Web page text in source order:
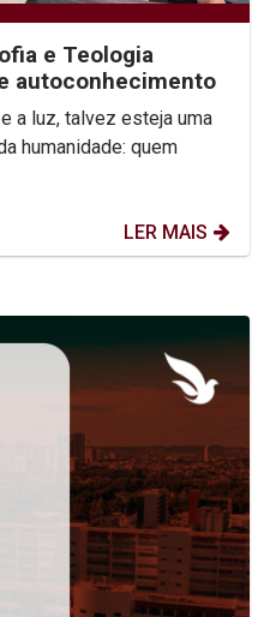
e Teologia
autoconhecimento
a luz, talvez esteja uma
humanidade: quem
LER MAIS